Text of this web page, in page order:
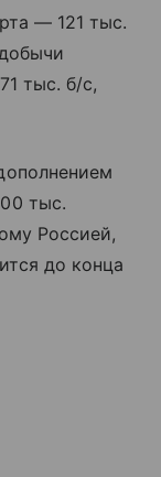
— 121 тыс.
тыс. б/с,
тыс.
Россией,
до конца